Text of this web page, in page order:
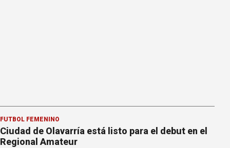
FÚTBOL FEMENINO
Ciudad de Olavarría está listo para el debut en el
Regional Amateur